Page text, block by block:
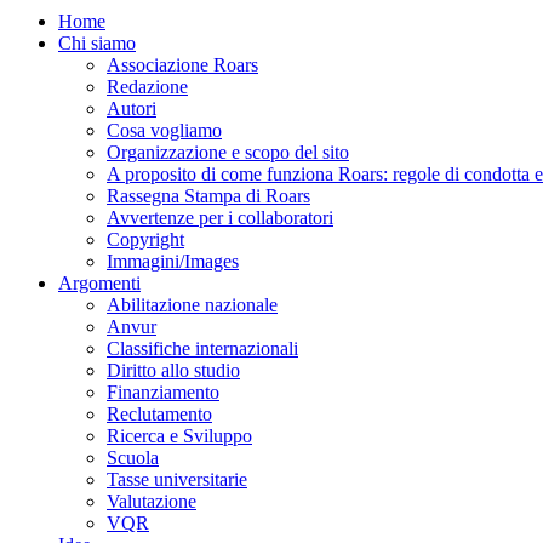
Home
Chi siamo
Associazione Roars
Redazione
Autori
Cosa vogliamo
Organizzazione e scopo del sito
A proposito di come funziona Roars: regole di condotta
Rassegna Stampa di Roars
Avvertenze per i collaboratori
Copyright
Immagini/Images
Argomenti
Abilitazione nazionale
Anvur
Classifiche internazionali
Diritto allo studio
Finanziamento
Reclutamento
Ricerca e Sviluppo
Scuola
Tasse universitarie
Valutazione
VQR